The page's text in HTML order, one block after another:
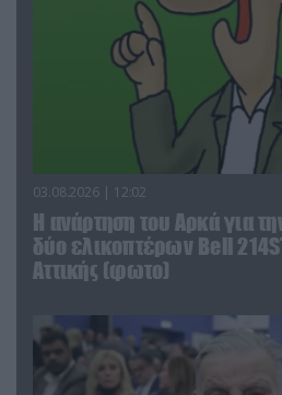
03.08.2026 | 12:02
Η ανάρτηση του Αρκά για
δύο ελικοπτέρων Bell
Αττικής (φωτο)